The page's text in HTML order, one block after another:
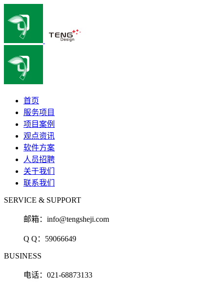
首页
服务项目
项目案例
观点资讯
软件方案
人员招聘
关于我们
联系我们
SERVICE & SUPPORT
邮箱： info@tengsheji.com
Q Q： 59066649
BUSINESS
电话：021-68873133